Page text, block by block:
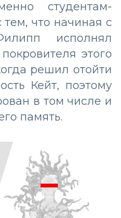
студентам-
что начиная с
исполнял
этого
решил отойти
Кейт, поэтому
в том числе и
память.